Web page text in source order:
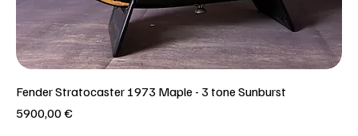
Fender Stratocaster 1973 Maple - 3 tone Sunburst
Prezzo
5900,00 €